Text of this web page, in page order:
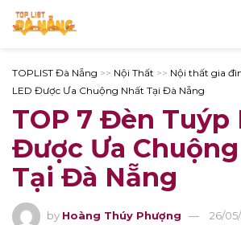
TOPLIST Đà Nẵng >> Nội Thất >> Nội thất gia
LED Được Ưa Chuộng Nhất Tại Đà Nẵng
TOP 7 Đèn Tuýp
Được Ưa
Tại Đà Nẵng
by Hoàng Thúy Phượng 26/